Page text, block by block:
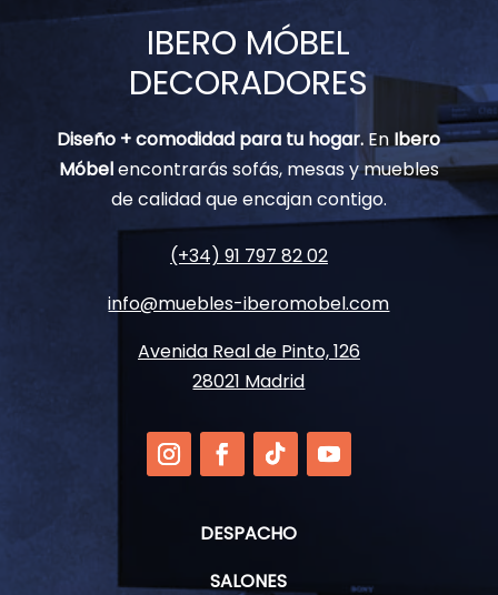
IBERO MÓBEL
DECORADORES
Diseño + comodidad para tu hogar. En Ibero
Móbelencontrarás sofás, mesas y muebles
de calidad que encajan contigo.
(+34) 91 797 82 02
info@muebles-iberomobel.com
Avenida Real de Pinto, 126
28021 Madrid
DESPACHO
SALONES